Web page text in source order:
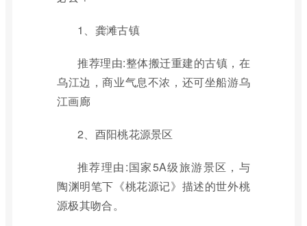
1、龚滩古镇
推荐理由:整体搬迁重建的古镇，在
乌江边，商业气息不浓，还可坐船游乌
江画廊
2、酉阳桃花源景区
推荐理由:国家5A级旅游景区，与
陶渊明笔下《桃花源记》描述的世外桃
源极其吻合。